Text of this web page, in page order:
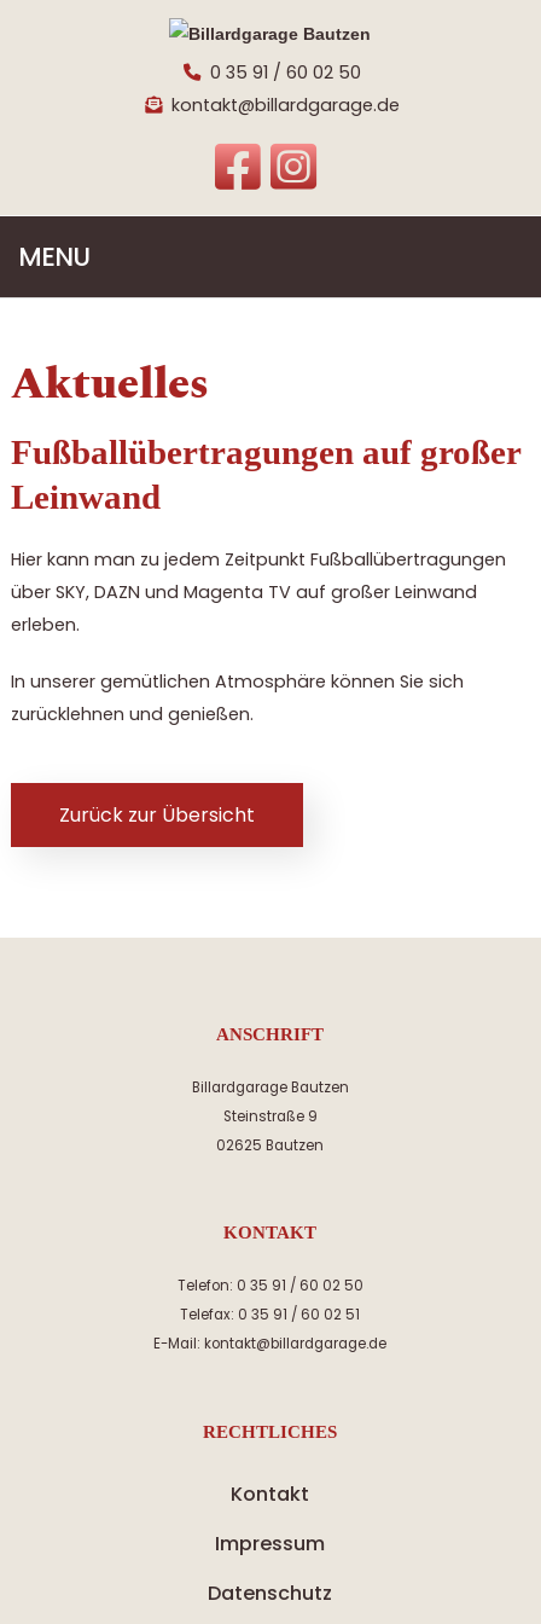
0 35 91 / 60 02 50
kontakt@billardgarage.de
MENU
Aktuelles
Fußballübertragungen auf großer
Leinwand
Hier kann man zu jedem Zeitpunkt Fußballübertragungen
über SKY, DAZN und Magenta TV auf großer Leinwand
erleben.
In unserer gemütlichen Atmosphäre können Sie sich
zurücklehnen und genießen.
Zurück zur Übersicht
ANSCHRIFT
Billardgarage Bautzen
Steinstraße 9
02625 Bautzen
KONTAKT
Telefon: 0 35 91 / 60 02 50
Telefax: 0 35 91 / 60 02 51
E-Mail: kontakt@billardgarage.de
RECHTLICHES
Kontakt
Impressum
Datenschutz